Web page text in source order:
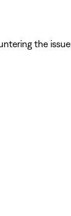
the issue.